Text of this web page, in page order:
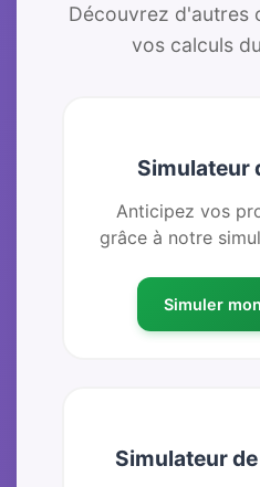
Découvrez d'autres
vos calculs
Simulateur
Anticipez vos
grâce à notre
Simuler
Simulateur